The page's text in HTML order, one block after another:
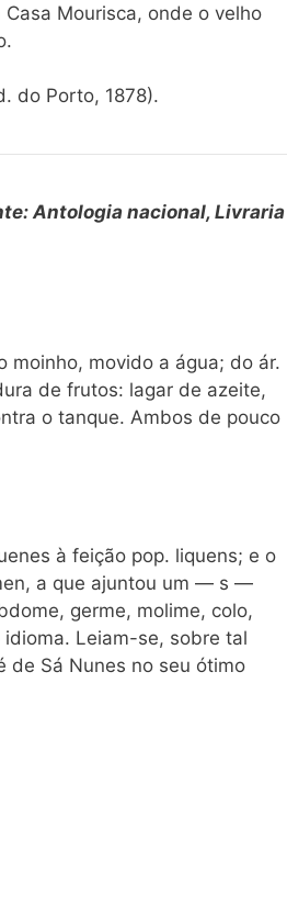
Mourisca, onde o velho
do Porto, 1878).
Antologia nacional, Livraria
movido a água; do ár.
de frutos: lagar de azeite,
o tanque. Ambos de pouco
à feição pop. liquens; e o
a que ajuntou um — s —
germe, molime, colo,
Leiam-se, sobre tal
de Sá Nunes no seu ótimo